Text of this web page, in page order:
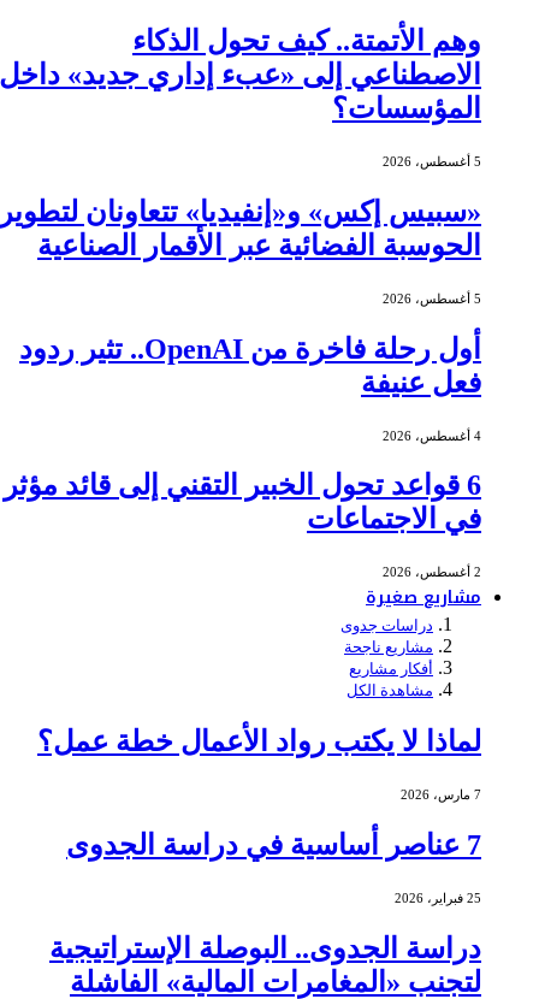
وهم الأتمتة.. كيف تحول الذكاء
الاصطناعي إلى «عبء إداري جديد» داخل
المؤسسات؟
5 أغسطس، 2026
«سبيس إكس» و«إنفيديا» تتعاونان لتطوير
الحوسبة الفضائية عبر الأقمار الصناعية
5 أغسطس، 2026
أول رحلة فاخرة من OpenAI.. تثير ردود
فعل عنيفة
4 أغسطس، 2026
6 قواعد تحول الخبير التقني إلى قائد مؤثر
في الاجتماعات
2 أغسطس، 2026
مشاريع صغيرة
دراسات جدوى
مشاريع ناجحة
أفكار مشاريع
مشاهدة الكل
لماذا لا يكتب رواد الأعمال خطة عمل؟
7 مارس، 2026
7 عناصر أساسية في دراسة الجدوى
25 فبراير، 2026
دراسة الجدوى.. البوصلة الإستراتيجية
لتجنب «المغامرات المالية» الفاشلة